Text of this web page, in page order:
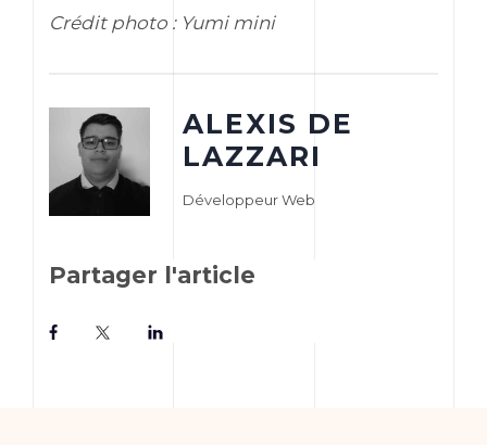
Crédit photo : Yumi mini
ALEXIS DE
LAZZARI
Développeur Web
Partager l'article